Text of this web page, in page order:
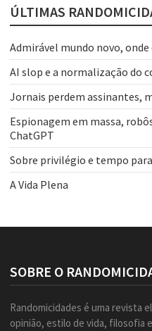
ÚLTIMAS
Admirável mundo novo,
AI slop e a normalização do
Jornais perdem assinantes,
Espionagem em massa,
ChatGPT
Sobre privilégio e tempo
A Vida Plena
SOBRE O
Randomicidades é uma revista
opinião, estilo de vida, filosofia